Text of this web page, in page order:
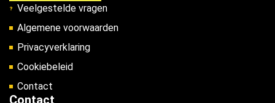
Veelgestelde vragen
Algemene voorwaarden
Privacyverklaring
Cookiebeleid
Contact